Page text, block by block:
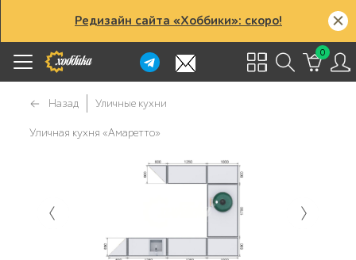
Редизайн сайта «Хоббики»: скоро!
0
Назад Уличные кухни
Уличная кухня «Амаретто»